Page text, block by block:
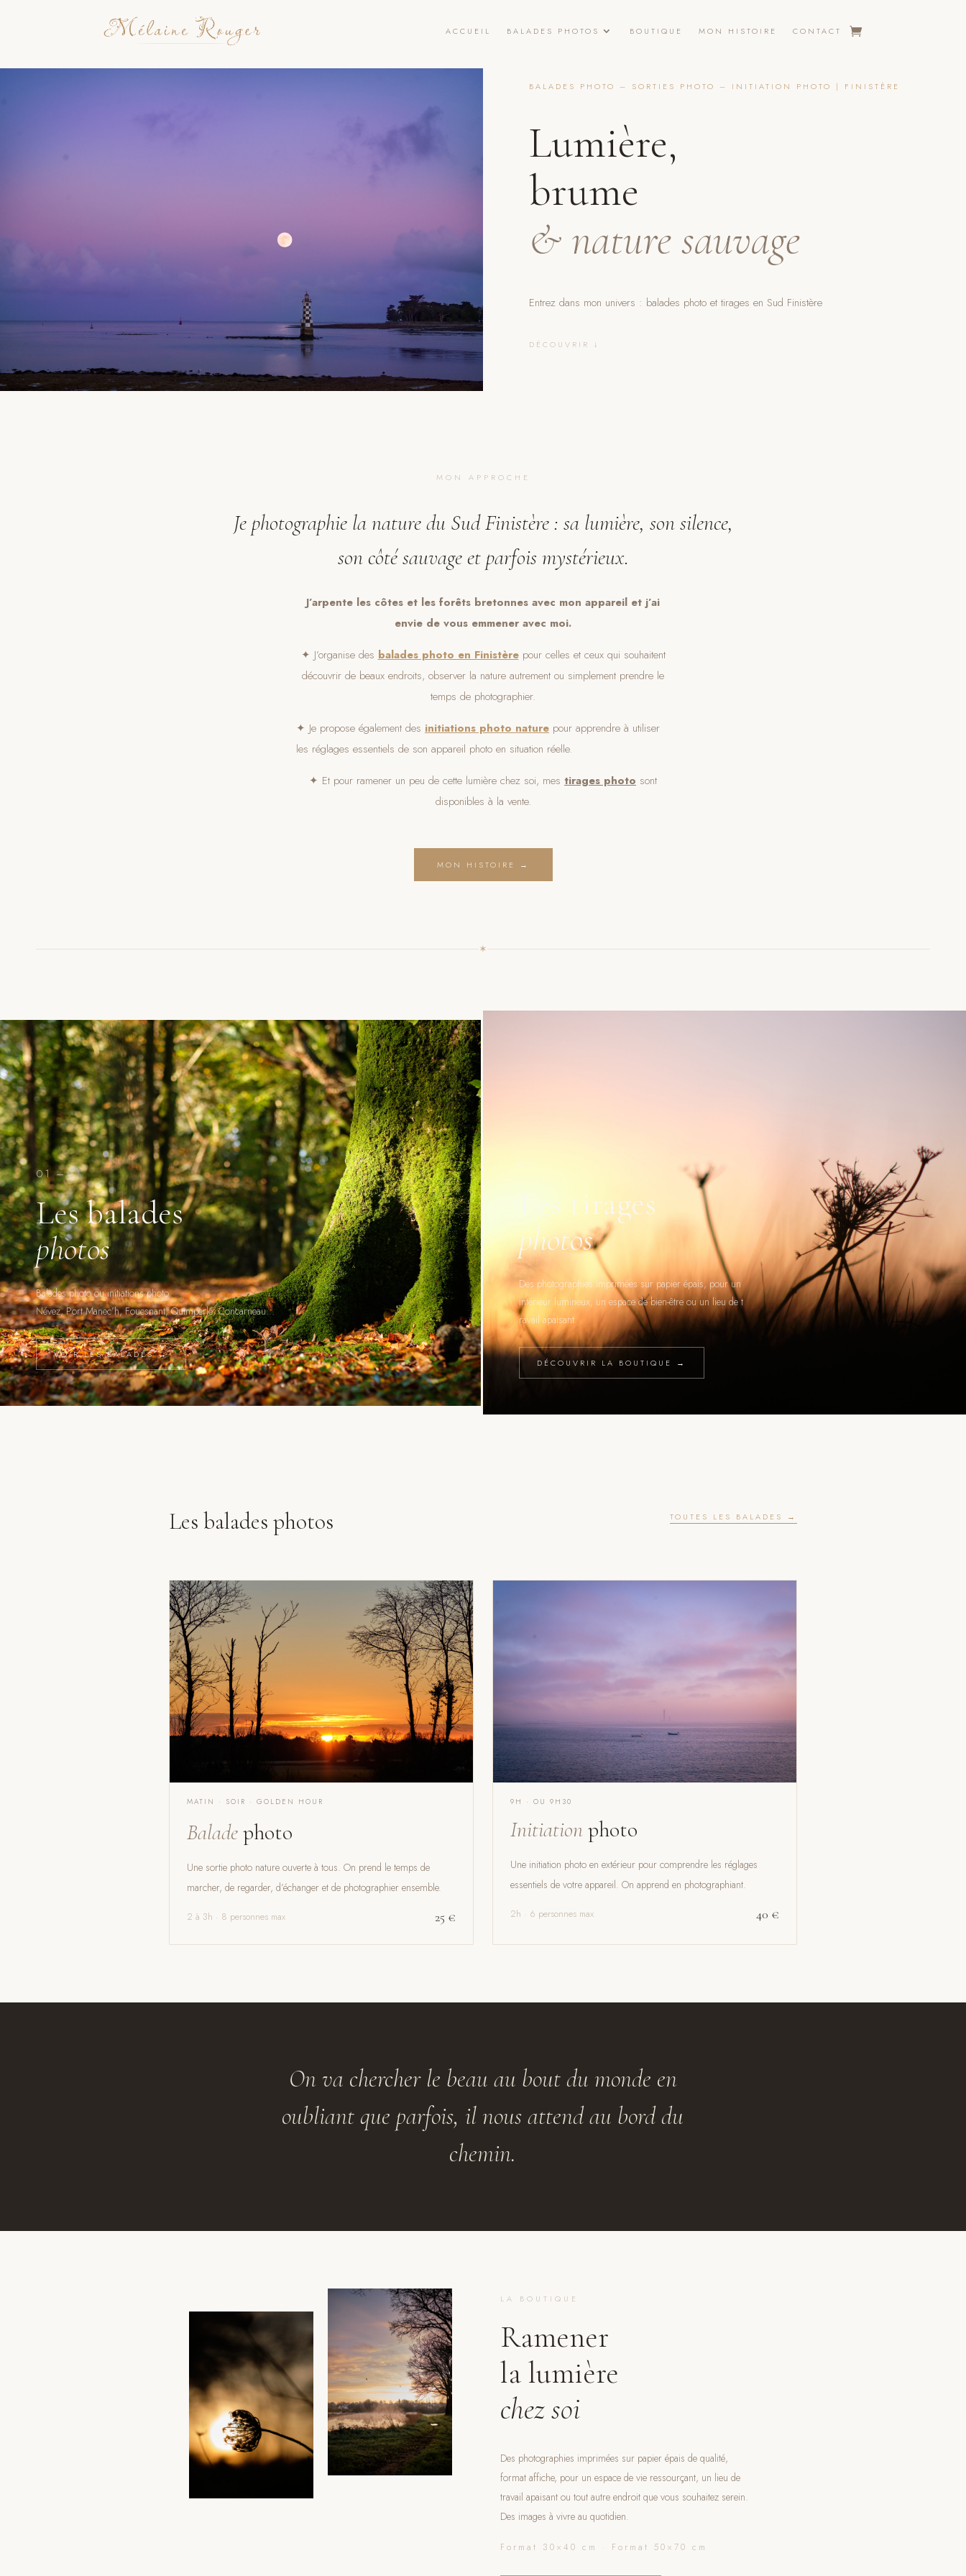
ACCUEIL BALADES PHOTOS BOUTIQUE MON HISTOIRE CONTACT
BALADES PHOTO – SORTIES PHOTO – INITIATION PHOTO | FINISTÈRE
Lumière,
brume
& nature sauvage
Entrez dans mon univers : balades photo et tirages en Sud Finistère
DÉCOUVRIR ↓
MON APPROCHE
Je photographie la nature du Sud Finistère : sa lumière, son silence,
son côté sauvage et parfois mystérieux.
J’arpente les côtes et les forêts bretonnes avec mon appareil et j’ai
envie de vous emmener avec moi.
✦ J’organise des balades photo en Finistèrepour celles et ceux qui souhaitent
découvrir de beaux endroits, observer la nature autrement ou simplement prendre le
temps de photographier.
✦ Je propose également des initiations photo nature pour apprendre à utiliser
les réglages essentiels de son appareil photo en situation réelle.
✦ Et pour ramener un peu de cette lumière chez soi, mes tirages photo sont
disponibles à la vente.
MON HISTOIRE →
✶
01 –
Les balades
photos
Balades photo ou initiations photo
Névez, Port Manec’h, Fouesnant, Quimperlé, Concarneau…
VOIR LES BALADES →
02 –
Les tirages
photos
Des photographies imprimées sur papier épais, pour un
intérieur lumineux, un espace de bien-être ou un lieu de t
ravail apaisant.
DÉCOUVRIR LA BOUTIQUE →
Les balades photos TOUTES LES BALADES →
MATIN · SOIR · GOLDEN HOUR
Baladephoto
Une sortie photo nature ouverte à tous. On prend le temps de
marcher, de regarder, d’échanger et de photographier ensemble.
2 à 3h · 8 personnes max 25 €
9H · OU 9H30
Initiationphoto
Une initiation photo en extérieur pour comprendre les réglages
essentiels de votre appareil. On apprend en photographiant.
2h · 6 personnes max 40 €
On va chercher le beau au bout du monde en
oubliant que parfois, il nous attend au bord du
chemin.
LA BOUTIQUE
Ramener
la lumière
chez soi
Des photographies imprimées sur papier épais de qualité,
format affiche, pour un espace de vie ressourçant, un lieu de
travail apaisant ou tout autre endroit que vous souhaitez serein.
Des images à vivre au quotidien.
Format 30×40 cm · Format 50×70 cm